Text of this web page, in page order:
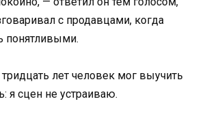
с продавцами, когда
понятливыми.
лет человек мог выучить
я сцен не устраиваю.